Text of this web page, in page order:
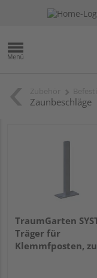
Zaunbeschläge
TraumGarten
Träger für
Klemmfposten,